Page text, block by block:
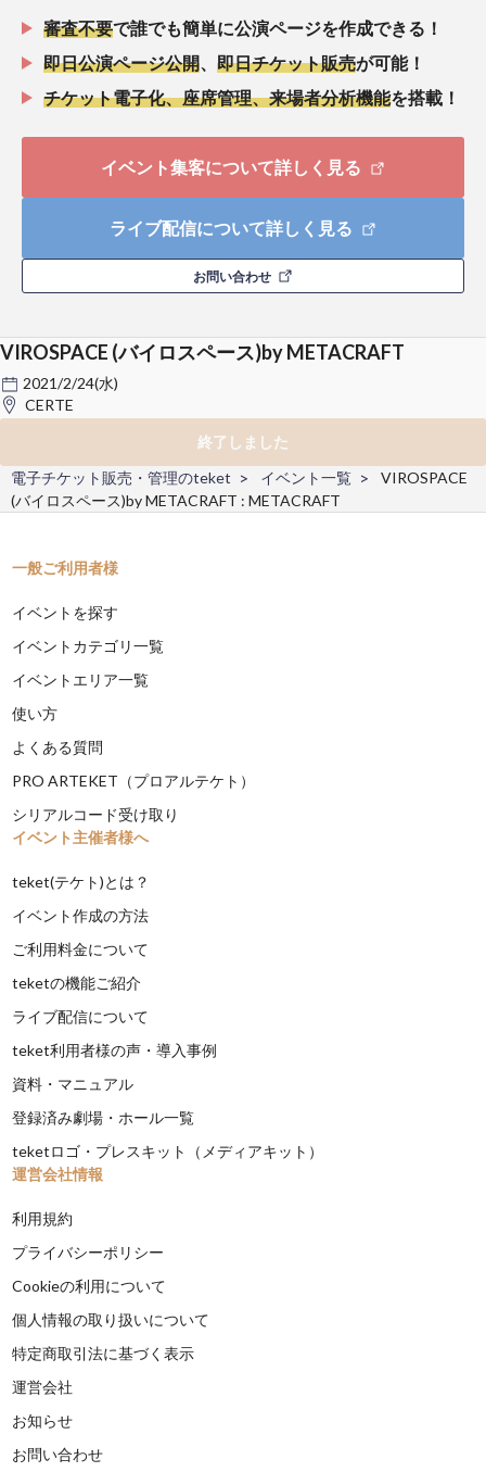
審査不要で誰でも簡単に公演ページを作成できる！
即日公演ページ公開
即日チケット販売が可能！
チケット電子化、座席管理、来場者分析機能を搭載！
イベント集客について詳しく見る
ライブ配信について詳しく見る
お問い合わせ
VIROSPACE (バイロスペース)by METACRAFT
2021/2/24(水)
CERTE
終了しました
電子チケット販売・管理のteket
イベント一覧
VIROSPACE
(バイロスペース)by METACRAFT : METACRAFT
一般ご利用者様
イベントを探す
イベントカテゴリ一覧
イベントエリア一覧
使い方
よくある質問
PRO ARTEKET（プロアルテケト）
シリアルコード受け取り
イベント主催者様へ
teket(テケト)とは？
イベント作成の方法
ご利用料金について
teketの機能ご紹介
ライブ配信について
teket利用者様の声・導入事例
資料・マニュアル
登録済み劇場・ホール一覧
teketロゴ・プレスキット（メディアキット）
運営会社情報
利用規約
プライバシーポリシー
Cookieの利用について
個人情報の取り扱いについて
特定商取引法に基づく表示
運営会社
お知らせ
お問い合わせ